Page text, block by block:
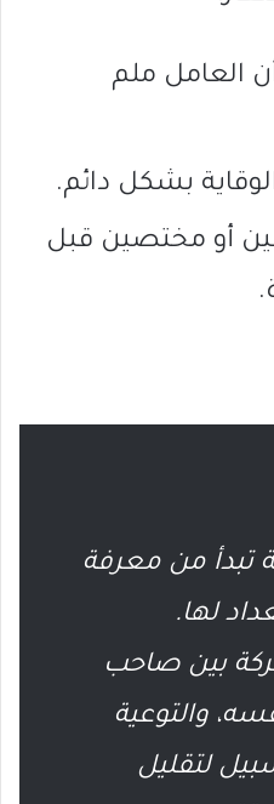
العامل ملم
بشكل دائم.
أو مختصين قبل
تبدأ من معرفة
لها.
بين صاحب
والتوعية
لتقليل